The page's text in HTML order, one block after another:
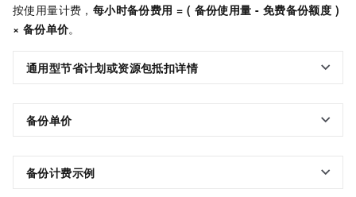
按使用量计费， 每小时备份费用 = ( 备份使用量 - 免费备份额度 )
× 备份单价。
通用型节省计划或资源包抵扣详情
备份单价
备份计费示例